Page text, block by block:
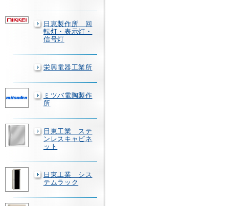
日恵製作所 回
転灯・表示灯・
信号灯
栄興電器工業所
ミツバ電陶製作
所
日東工業 ステ
ンレスキャビネ
ット
日東工業 シス
テムラック